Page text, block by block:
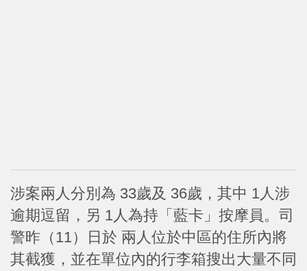
涉案兩人分別為 33歲及 36歲，其中 1人涉
逾期逗留，另 1人為持「藍卡」按摩員。司
警昨（11）日於 兩人位於中區的住所內將
其截獲，並在單位內的行李箱搜出大量不同